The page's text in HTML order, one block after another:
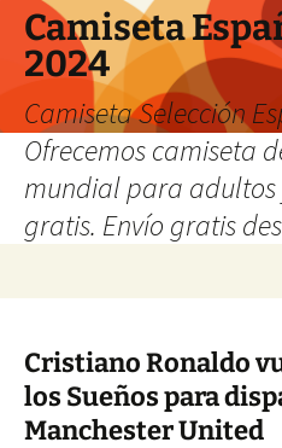
Camiseta
2024
Camiseta Selección
Ofrecemos camiseta
mundial para adultos
gratis. Envío gratis
Cristiano Ronaldo
los Sueños para
Manchester United